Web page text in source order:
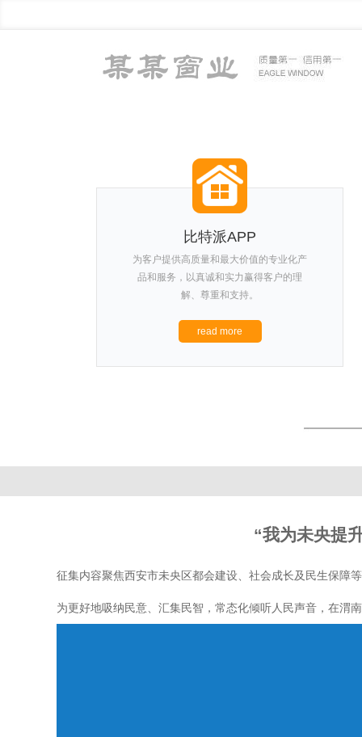
比特派APP
为客户提供高质量和最大价值的专业化产
品和服务，以真诚和实力赢得客户的理
解、尊重和支持。
read more
“我为未央提
征集内容聚焦西安市未央区都会建设、社会成长及民生保障
为更好地吸纳民意、汇集民智，常态化倾听人民声音，在渭